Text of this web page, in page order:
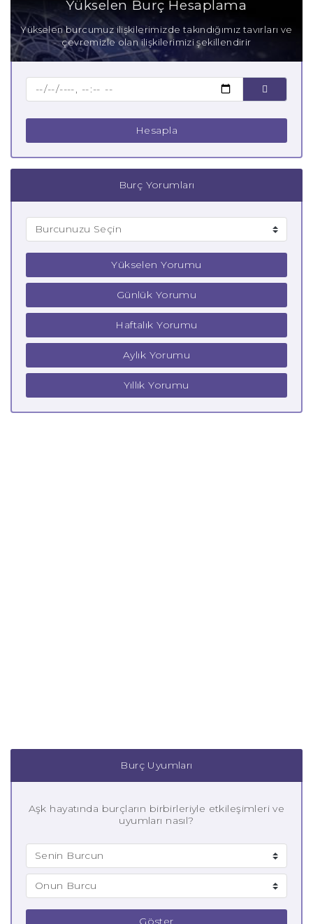
Yükselen Burç Hesaplama
Yükselen burcumuz ilişkilerimizde takındığımız tavırları ve
çevremizle olan ilişkilerimizi şekillendirir
Hesapla
Burç Yorumları
Yükselen Yorumu
Günlük Yorumu
Haftalık Yorumu
Aylık Yorumu
Yıllık Yorumu
Burç Uyumları
Aşk hayatında burçların birbirleriyle etkileşimleri ve
uyumları nasıl?
Göster